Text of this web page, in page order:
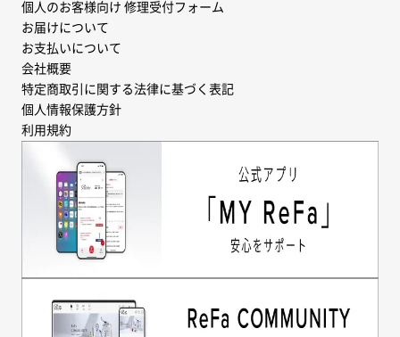
個人のお客様向け 修理受付フォーム
お届けについて
お支払いについて
会社概要
特定商取引に関する法律に基づく表記
個人情報保護方針
利用規約